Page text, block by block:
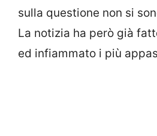
sulla questione non si
La notizia ha però già
ed infiammato i più